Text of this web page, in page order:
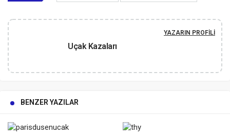
Uçak Kazaları
YAZARIN PROFILI
BENZER YAZILAR